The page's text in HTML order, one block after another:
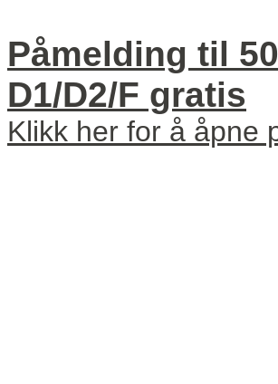
Påmelding til
D1/D2/F gratis
Klikk her for å åpne